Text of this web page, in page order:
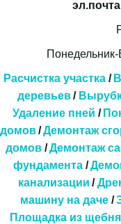
эл.почта
Расчистка участка /
деревьев /
Удаление пней /
домов/ Демонтаж
домов / Демонтаж
фундамента /
канализации /
машину на даче /
Площадка из щебня